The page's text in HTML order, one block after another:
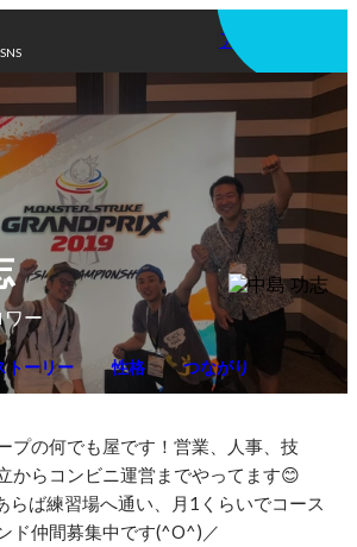
アプリを使う
ワー
トーリー 性格 つながり
プの何でも屋です！営業、人事、技
からコンビニ運営までやってます😊
らば練習場へ通い、月1くらいでコース
ド仲間募集中です(^O^)／